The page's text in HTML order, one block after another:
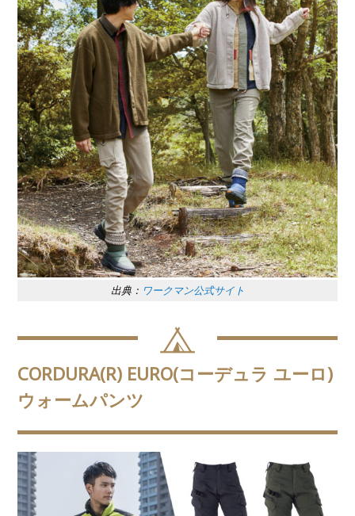
出典： ワークマン公式サイト
CORDURA(R) EURO(コーデュラ ユーロ)
ウォームパンツ